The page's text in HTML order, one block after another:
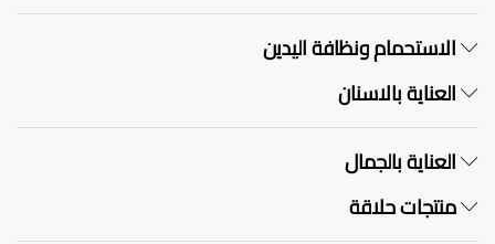
الاستحمام ونظافة اليدين
العناية بالاسنان
العناية بالجمال
منتجات حلاقة